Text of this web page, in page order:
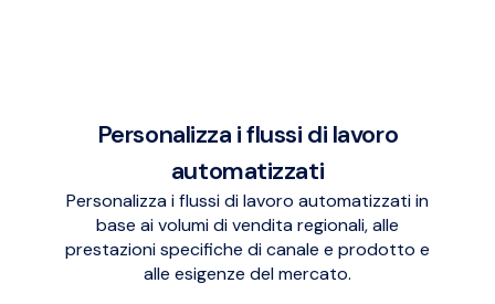
Personalizza i flussi di lavoro
automatizzati
Personalizza i flussi di lavoro automatizzati in
base ai volumi di vendita regionali, alle
prestazioni specifiche di canale e prodotto e
alle esigenze del mercato.